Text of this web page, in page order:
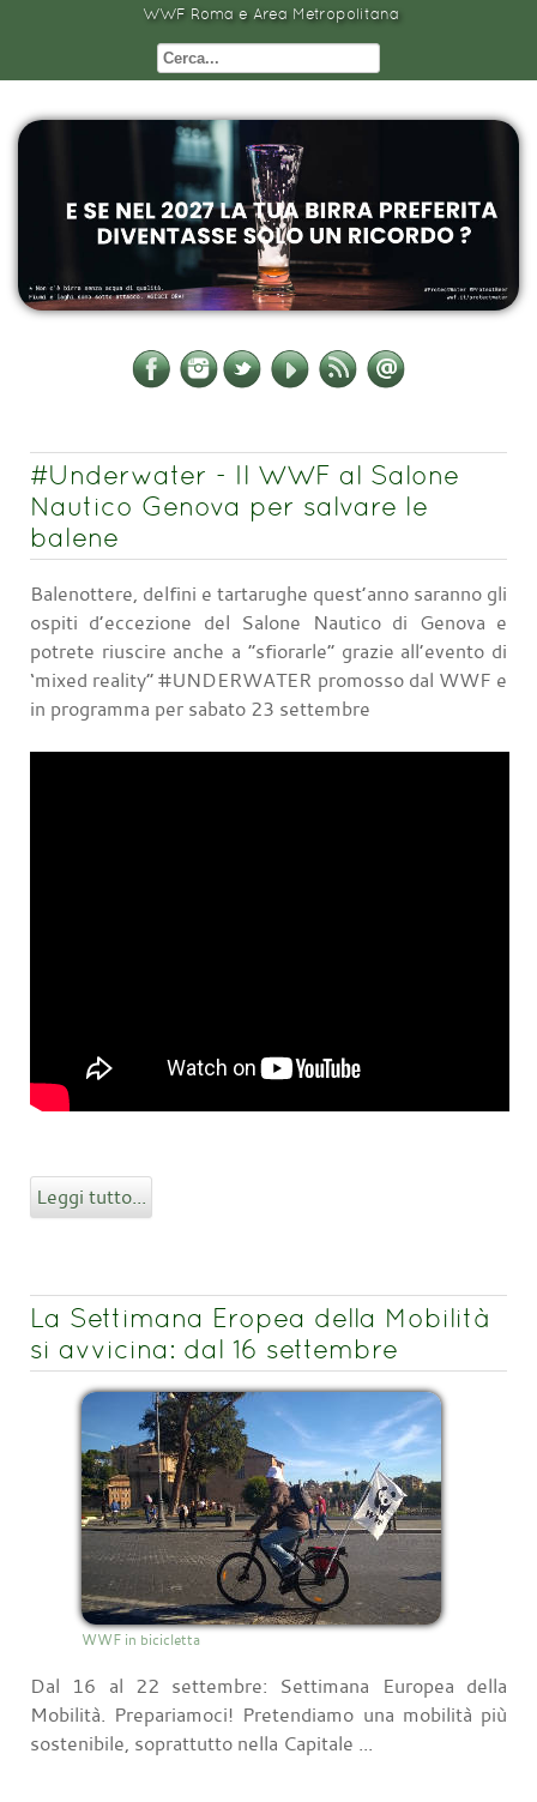
WWF Roma e Area Metropolitana
#Underwater - Il WWF al Salone
Nautico Genova per salvare le
balene
Balenottere, delfini e tartarughe quest’anno saranno gli
ospiti d’eccezione del Salone Nautico di Genova e
potrete riuscire anche a “sfiorarle” grazie all’evento di
‘mixed reality” #UNDERWATER promosso dal WWF e
in programma per sabato 23 settembre
Leggi tutto...
La Settimana Eropea della Mobilità
si avvicina: dal 16 settembre
WWF in bicicletta
Dal 16 al 22 settembre: Settimana Europea della
Mobilità. Prepariamoci! Pretendiamo una mobilità più
sostenibile, soprattutto nella Capitale ...